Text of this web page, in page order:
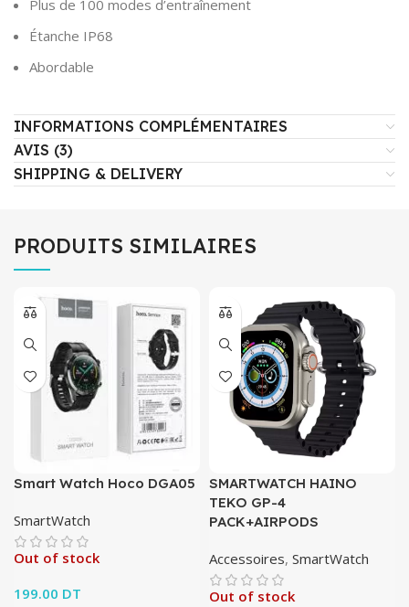
Plus de 100 modes d’entraînement
Étanche IP68
Abordable
INFORMATIONS COMPLÉMENTAIRES
AVIS (3)
SHIPPING & DELIVERY
PRODUITS SIMILAIRES
Smart Watch Hoco DGA05
SmartWatch
Out of stock
199.00 DT
SMARTWATCH HAINO
TEKO GP-4
PACK+AIRPODS
Accessoires, SmartWatch
Out of stock